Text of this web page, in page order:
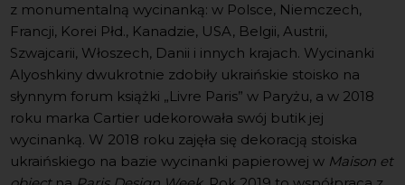
z monumentalną wycinanką: w Polsce, Niemczech,
Francji, Korei Płd., Kanadzie, USA, Belgii, Austrii,
Szwajcarii, Włoszech, Danii i innych krajach. Wycinanki
Alyoshkiny dwukrotnie zdobiły ukraińskie stoisko na
słynnym forum książki „Livre Paris” w Paryżu, a w 2018
roku marka Cartier udekorowała swój butik jej
wycinanką. W 2018 roku zajęła się dekoracją stoiska
ukraińskiego na bazie wycinanki papierowej w Maison et